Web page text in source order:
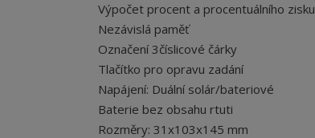
Výpočet procent a procentuálního zisku
Nezávislá paměť
Označení 3číslicové čárky
Tlačítko pro opravu zadání
Napájení: Duální solár/bateriové
Baterie bez obsahu rtuti
Rozměry: 31x103x145 mm